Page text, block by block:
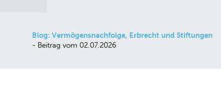
Blog: Vermögensnachfolge, Erbrecht und Stiftungen
- Beitrag vom 02.07.2026